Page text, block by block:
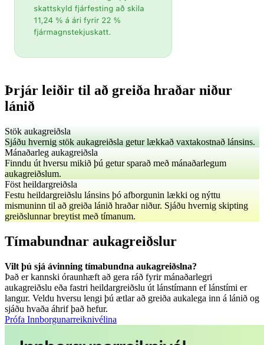
Þrjár leiðir til að greiða hraðar niður
lánið
Stök aukagreiðsla
Sjáðu hvernig stök aukagreiðsla getur lækkað vaxtakostnað lánsins.
Mánaðarleg aukagreiðsla
Finndu út hversu mikið þú getur sparað með mánaðarlegum
aukagreiðslum.
Föst heildargreiðsla
Festu heildargreiðslu lánsins þó afborgunin lækki og nýttu
mismuninn til að greiða lánið hraðar niður. Sjáðu hvernig skipting
greiðslunnar breytist með tímanum.
Tímabundnar aukagreiðslur
Vilt þú sjá ávinning tímabundna aukagreiðslna?
Það er kannski óraunhæft að gera ráð fyrir mánaðarlegri
aukagreiðslu eða fastri heildargreiðslu út lánstímann ef lánstími er
langur. Veldu hversu lengi þú ætlar að greiða aukalega inn á lánið og
sjáðu hvaða áhrif það hefur.
Prófa Innborgunarreiknivélina